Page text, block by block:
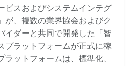
ビスおよびシステムインテグ
が、複数の業界協会およびク
イダーと共同で開発した「智
プラットフォームが正式に稼
ットフォームは、標準化、